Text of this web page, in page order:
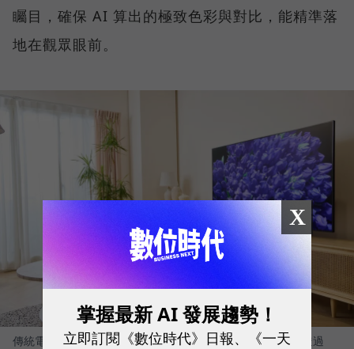
矚目，確保 AI 算出的極致色彩與對比，能精準落
地在觀眾眼前。
傳統電視容易出現暗部發灰或亮處過曝。Sony BRAVIA 9 II 透過
X
掌握最新 AI 發展趨勢！
立即訂閱《數位時代》日報、《一天